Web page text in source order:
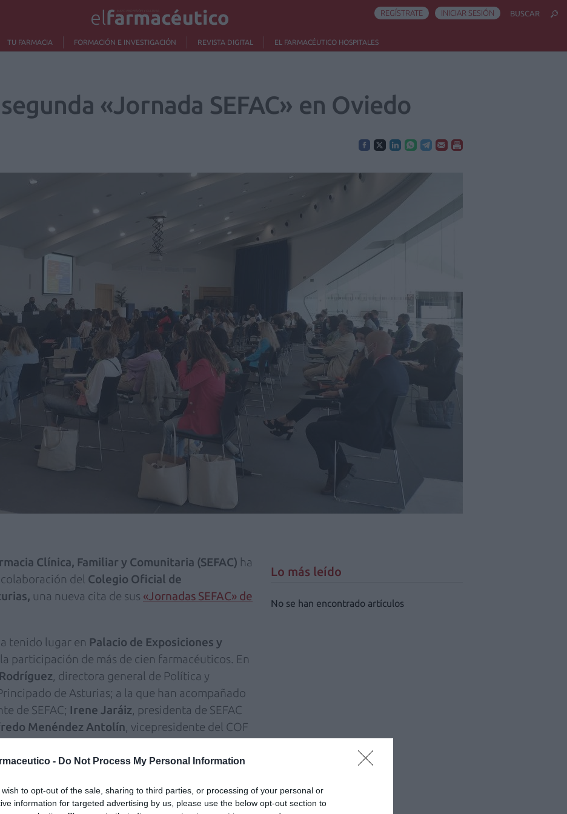
- Do Not Process My Personal Information
wish to opt-out of the sale, sharing to third parties, or processing of your personal or
information for targeted advertising by us, please use the below opt-out section to
TU FARMACIA FORMACIÓN E INVESTIGACIÓN REVISTA DIGITAL EL FARMACÉUTICO HOSPITALES
REGÍSTRATE INICIAR SESIÓN BUSCAR
«Jornada SEFAC» en Oviedo
Clínica, Familiar y Comunitaria (SEFAC) ha
del Colegio Oficial de
una nueva cita de sus «Jornadas SEFAC» de
tenido lugar en Palacio de Exposiciones y
participación de más de cien farmacéuticos. En
, directora general de Política y
de Asturias; a la que han acompañado
de SEFAC; Irene Jaráiz, presidenta de SEFAC
Menéndez Antolín, vicepresidente del COF
SEFAC» de 2021
Lo más leído
No se han encontrado artículos